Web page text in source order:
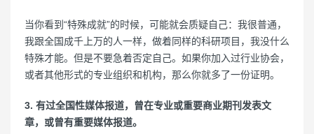
当你看到“特殊成就”的时候，可能就会质疑自己：我很普通，
我跟全国成千上万的人一样，做着同样的科研项目，我没什么
特殊才能。但是不要急着否定自己。如果你加入过行业协会，
或者其他形式的专业组织和机构，那么你就多了一份证明。
3. 有过全国性媒体报道，曾在专业或重要商业期刊发表文
章，或曾有重要媒体报道。